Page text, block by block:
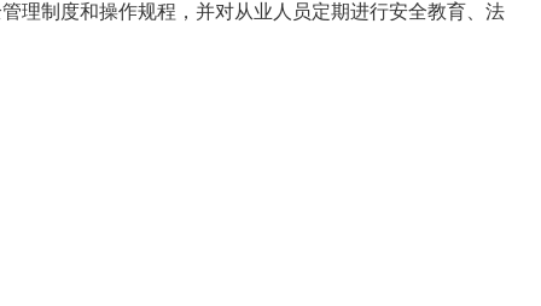
制度和操作规程，并对从业人员定期进行安全教育、法